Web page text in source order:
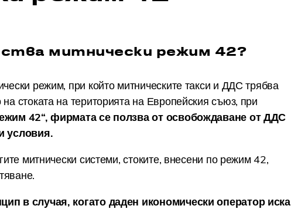
митнически режим 42?
режим, при който митническите такси и ДДС трябва
стоката на територията на Европейския съюз, при
42“, фирмата се ползва от освобождаване от ДДС
условия.
митнически системи, стоките, внесени по режим 42,
в случая, когато даден икономически оператор иска